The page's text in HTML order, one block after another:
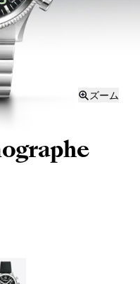
ズーム